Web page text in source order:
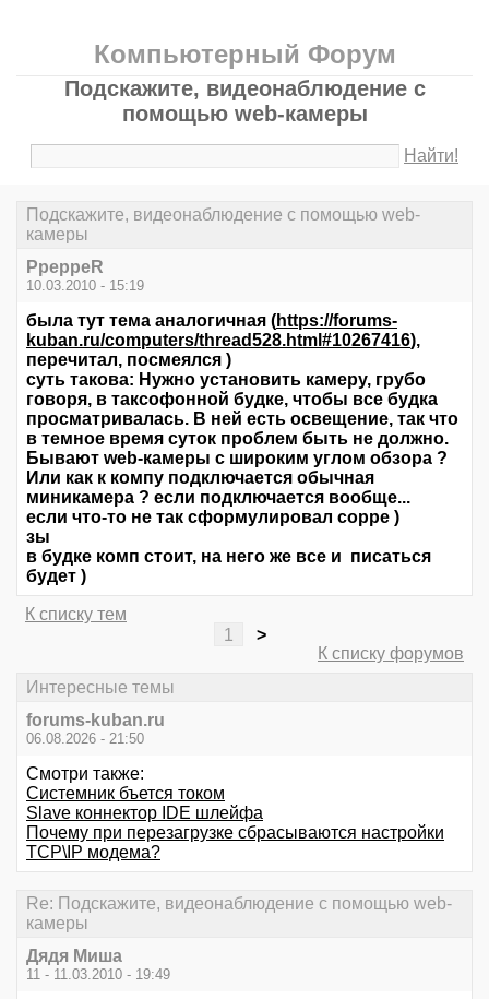
Компьютерный Форум
Подскажите, видеонаблюдение с
помощью web-камеры
Найти!
Подскажите, видеонаблюдение с помощью web-
камеры
PpeppeR
10.03.2010 - 15:19
была тут тема аналогичная (https://forums-
kuban.ru/computers/thread528.html#10267416),
перечитал, посмеялся )
суть такова: Нужно установить камеру, грубо
говоря, в таксофонной будке, чтобы все будка
просматривалась. В ней есть освещение, так что
в темное время суток проблем быть не должно.
Бывают web-камеры с широким углом обзора ?
Или как к компу подключается обычная
миникамера ? если подключается вообще...
если что-то не так сформулировал сорре )
зы
в будке комп стоит, на него же все и писаться
будет )
К списку тем
1
>
К списку форумов
Интересные темы
forums-kuban.ru
06.08.2026 - 21:50
Смотри также:
Системник бъется током
Slave коннектор IDE шлейфа
Почему при перезагрузке сбрасываются настройки
TCP\IP модема?
Re: Подскажите, видеонаблюдение с помощью web-
камеры
Дядя Миша
11 - 11.03.2010 - 19:49